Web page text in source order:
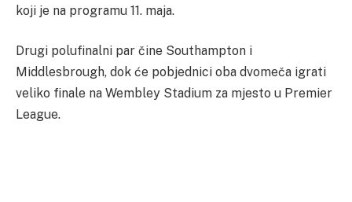
koji je na programu 11. maja.
Drugi polufinalni par čine Southampton i
Middlesbrough, dok će pobjednici oba dvomeča igrati
veliko finale na Wembley Stadium za mjesto u Premier
League.